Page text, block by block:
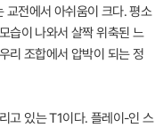
교전에서 아쉬움이 크다. 평소
습이 나와서 살짝 위축된 느
리 조합에서 압박이 되는 정
고 있는 T1이다. 플레이-인 스